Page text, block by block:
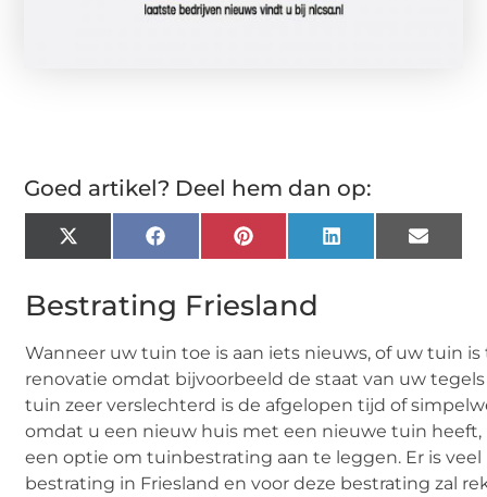
Goed artikel? Deel hem dan op:
X
(Twitter)
FacebookPinterestLinkedInEmail
Bestrating Friesland
Wanneer uw tuin toe is aan iets nieuws, of uw tuin is
renovatie omdat bijvoorbeeld de staat van uw
tuin zeer verslechterd is de afgelopen tijd of
omdat u een nieuw huis met een nieuwe tuin heeft,
een optie om tuinbestrating aan te leggen. Er is veel
bestrating in Friesland en voor deze bestrating zal